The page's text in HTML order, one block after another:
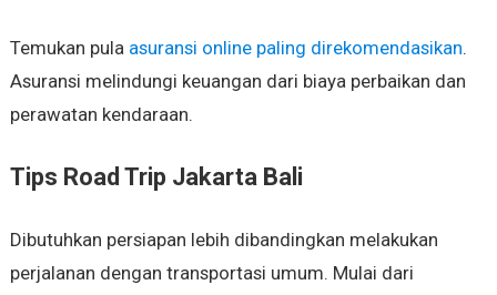
Temukan pula asuransi online paling direkomendasikan.
Asuransi melindungi keuangan dari biaya perbaikan dan
perawatan kendaraan.
Tips Road Trip Jakarta Bali
Dibutuhkan persiapan lebih dibandingkan melakukan
perjalanan dengan transportasi umum. Mulai dari